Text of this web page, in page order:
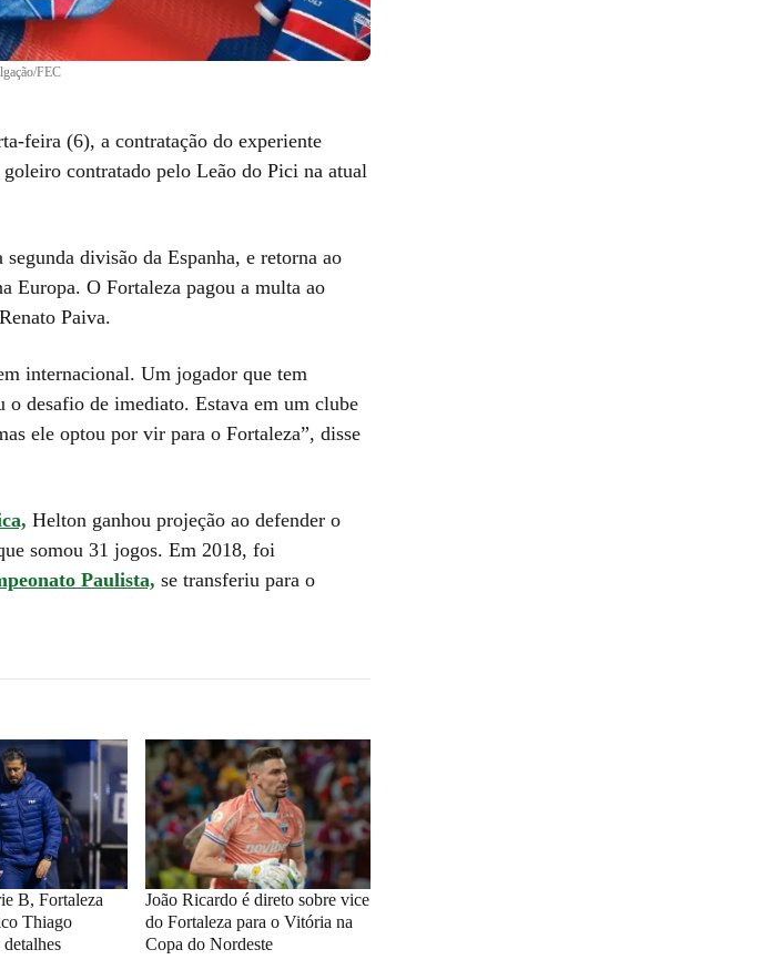
FEC
feira (6), a contratação do experiente
contratado pelo Leão do Pici na atual
divisão da Espanha, e retorna ao
Europa. O Fortaleza pagou a multa ao
Paiva.
internacional. Um jogador que tem
desafio de imediato. Estava em um clube
ele optou por vir para o Fortaleza”, disse
Helton ganhou projeção ao defender o
somou 31 jogos. Em 2018, foi
Paulista, se transferiu para o
B, Fortaleza
Thiago
João Ricardo é direto sobre vice
do Fortaleza para o Vitória na
Copa do Nordeste